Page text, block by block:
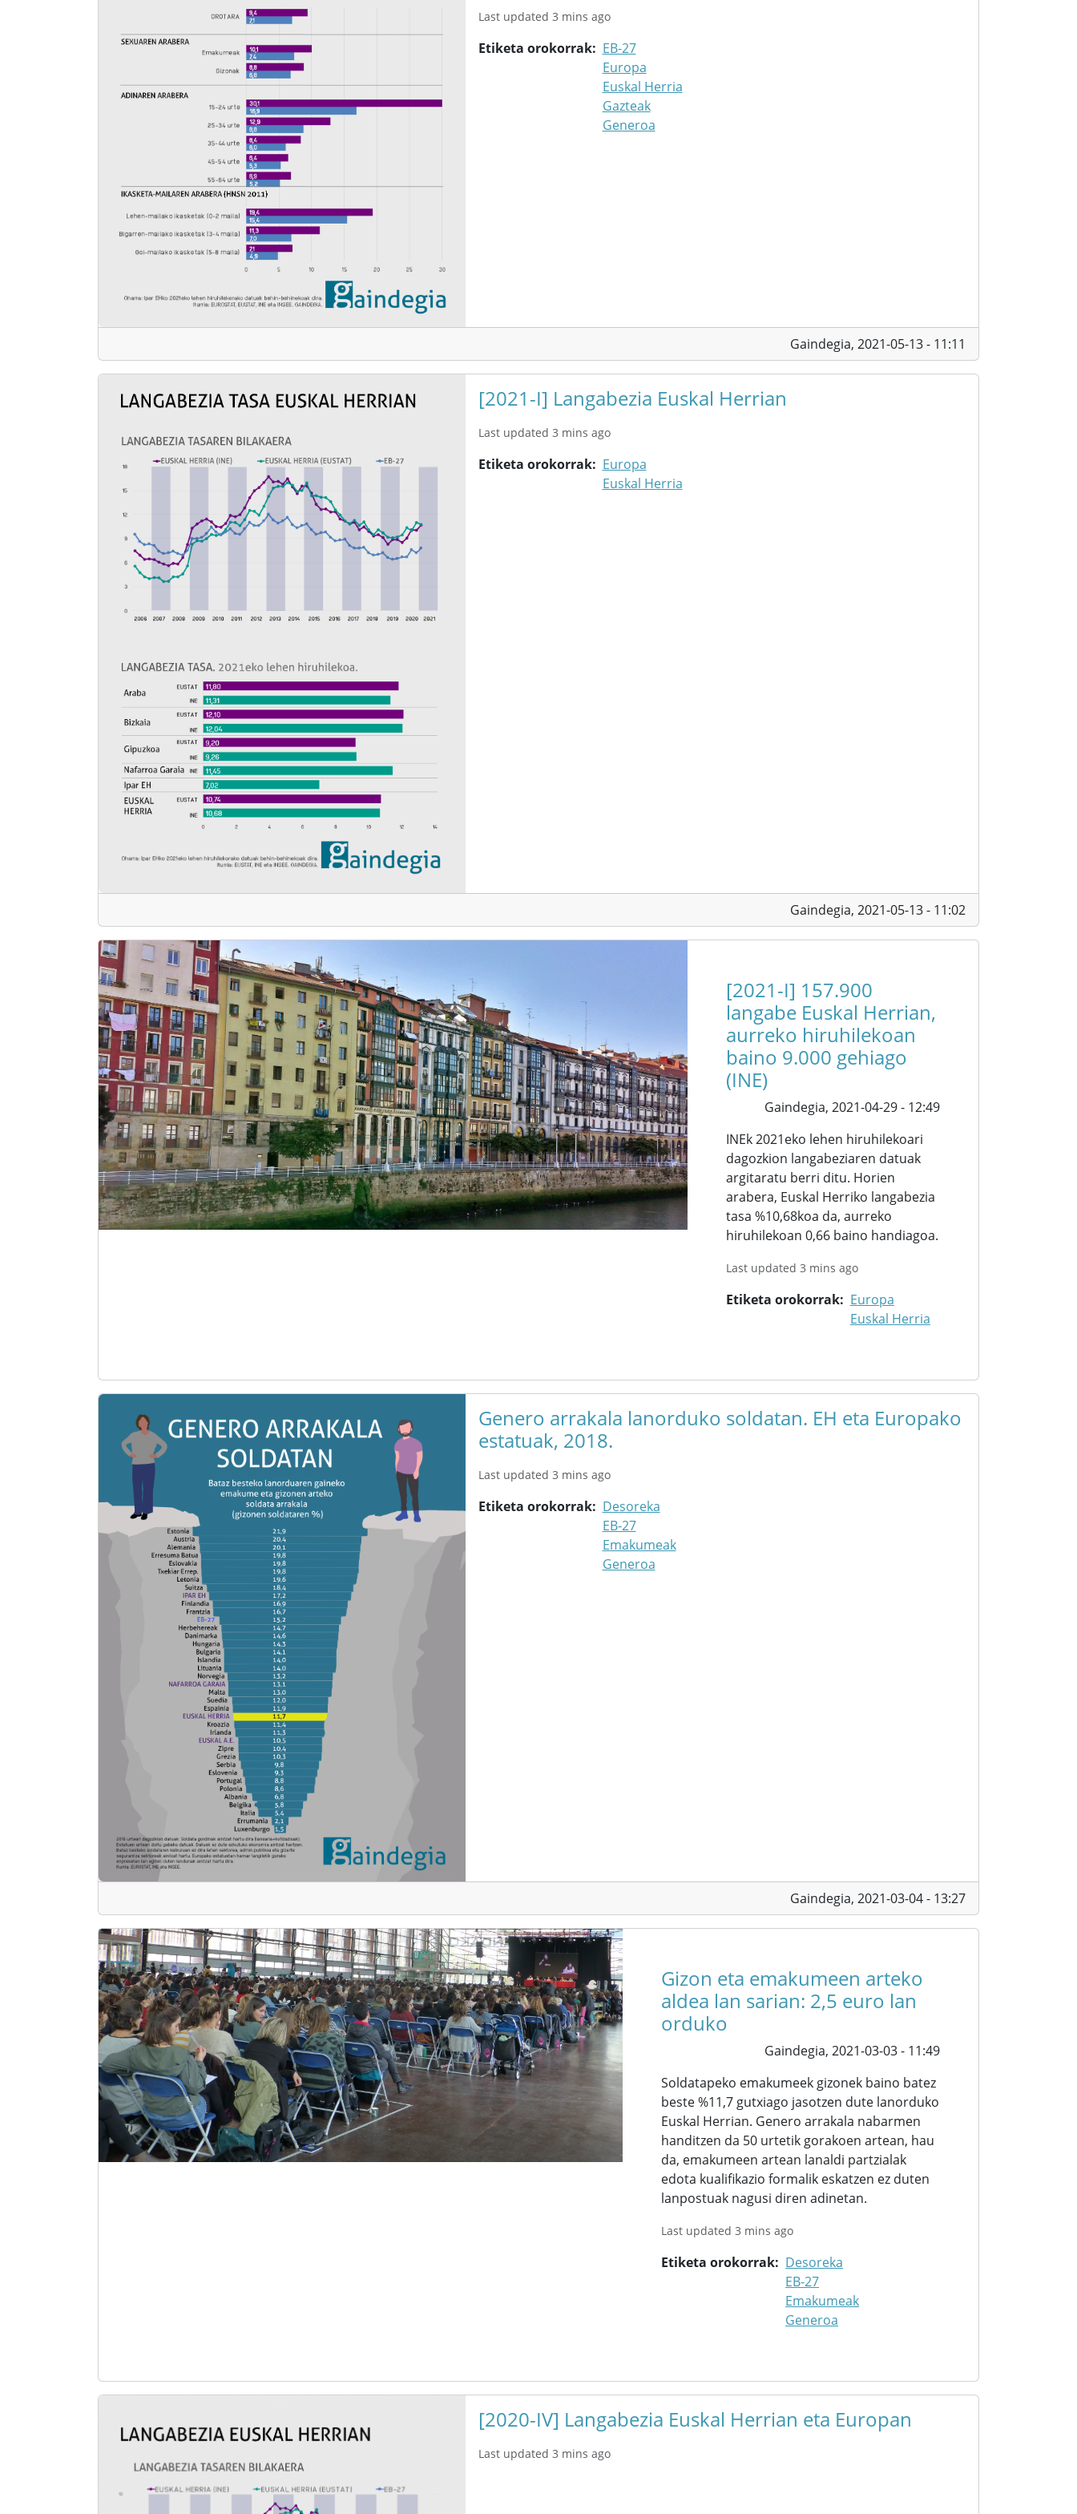
Last updated 3 mins ago
Etiketa orokorrak
EB-27
Europa
Euskal Herria
Gazteak
Generoa
Gaindegia, 2021-05-13 - 11:11
[2021-I] Langabezia Euskal Herrian
Last updated 3 mins ago
Etiketa orokorrak
Europa
Euskal Herria
Gaindegia, 2021-05-13 - 11:02
[2021-I] 157.900
langabe Euskal Herrian,
aurreko hiruhilekoan
baino 9.000 gehiago
(INE)
Gaindegia, 2021-04-29 - 12:49
INEk 2021eko lehen hiruhilekoari
dagozkion langabeziaren datuak
argitaratu berri ditu. Horien
arabera, Euskal Herriko langabezia
tasa %10,68koa da, aurreko
hiruhilekoan 0,66 baino handiagoa.
Last updated 3 mins ago
Etiketa orokorrak
Europa
Euskal Herria
Genero arrakala lanorduko soldatan. EH eta Europako
estatuak, 2018.
Last updated 3 mins ago
Etiketa orokorrak
Desoreka
EB-27
Emakumeak
Generoa
Gaindegia, 2021-03-04 - 13:27
Gizon eta emakumeen arteko
aldea lan sarian: 2,5 euro lan
orduko
Gaindegia, 2021-03-03 - 11:49
Soldatapeko emakumeek gizonek baino batez
beste %11,7 gutxiago jasotzen dute lanorduko
Euskal Herrian. Genero arrakala nabarmen
handitzen da 50 urtetik gorakoen artean, hau
da, emakumeen artean lanaldi partzialak
edota kualifikazio formalik eskatzen ez duten
lanpostuak nagusi diren adinetan.
Last updated 3 mins ago
Etiketa orokorrak
Desoreka
EB-27
Emakumeak
Generoa
[2020-IV] Langabezia Euskal Herrian eta Europan
Last updated 3 mins ago